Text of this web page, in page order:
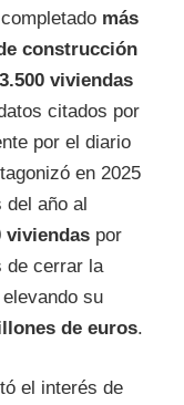
más
construcción
viviendas
citados por
por el diario
en 2025
año al
viviendaspor
de cerrar la
su
de euros.
el interés de